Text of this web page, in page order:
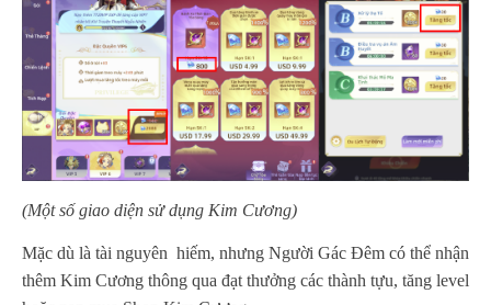
(Một số giao diện sử dụng Kim Cương)
Mặc dù là tài nguyên hiếm, nhưng Người Gác Đêm có thể nhận
thêm Kim Cương thông qua đạt thưởng các thành tựu, tăng level